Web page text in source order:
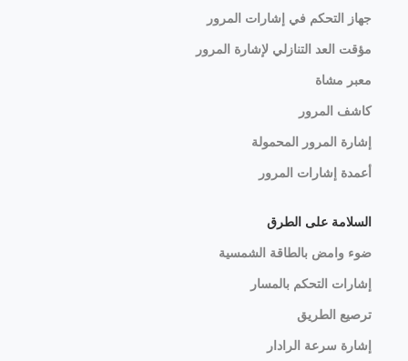
جهاز التحكم في إشارات المرور
مؤقت العد التنازلي لإشارة المرور
معبر مشاة
كاشف المرور
إشارة المرور المحمولة
أعمدة إشارات المرور
السلامة على الطرق
ضوء وامض بالطاقة الشمسية
إشارات التحكم بالمسار
ترصيع الطريق
إشارة سرعة الرادار